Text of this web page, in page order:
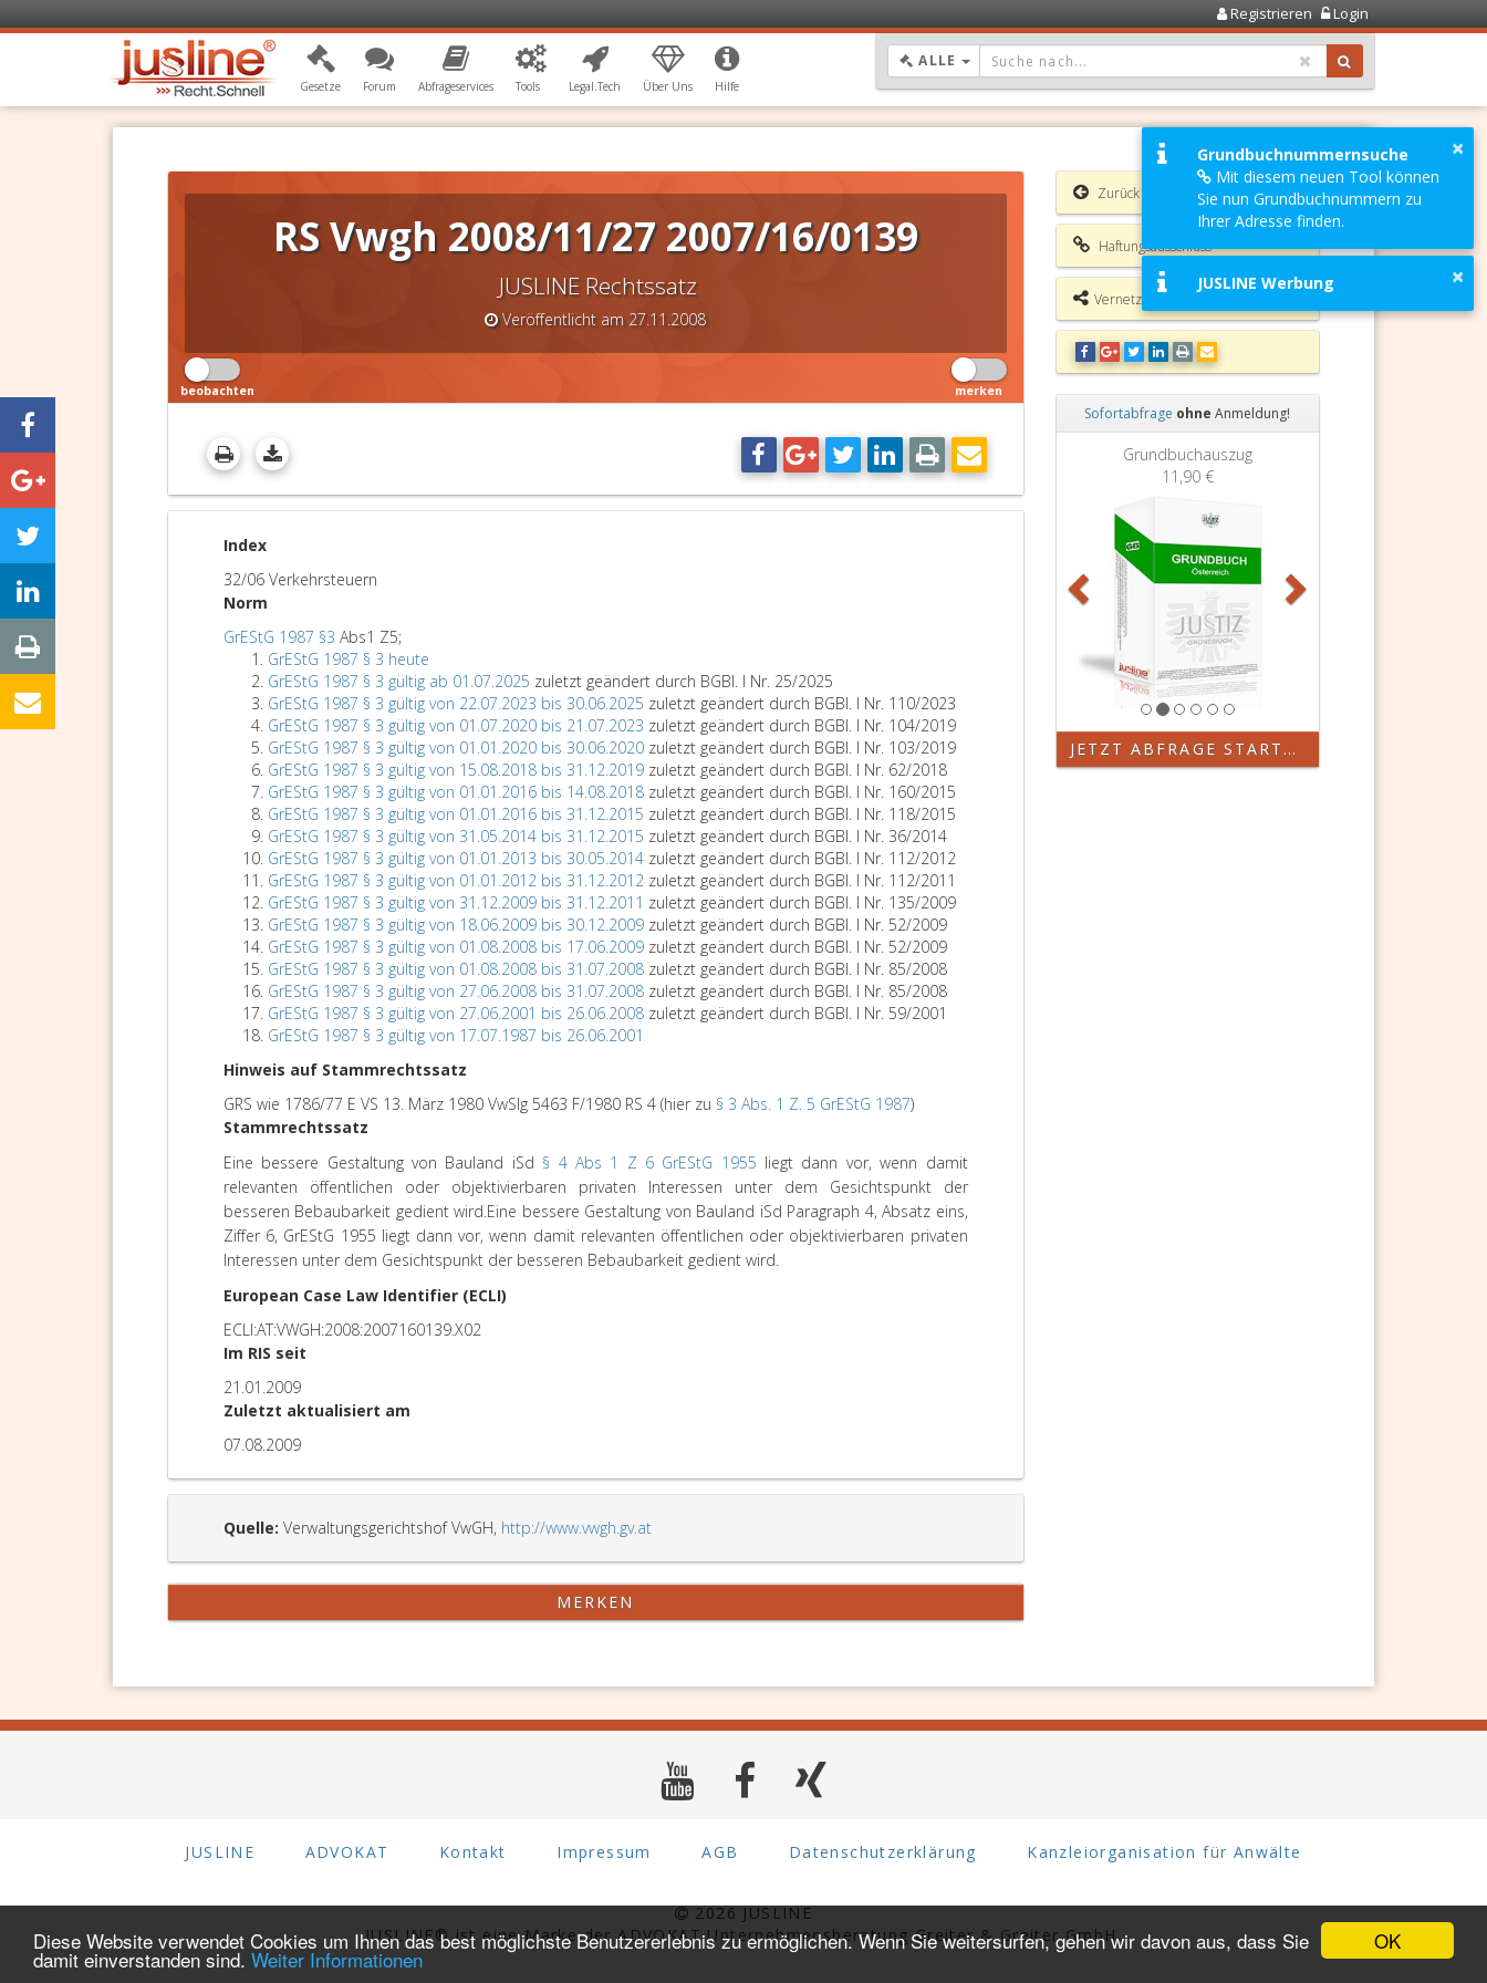
OK
Diese Website verwendet Cookies um Ihnen das best möglichste Benutzererlebnis zu ermöglichen. Wenn Sie weitersurfen, gehen wir davon aus, dass Sie
damit einverstanden sind. Weiter Informationen
Registrieren Login
Gesetze Forum Abfrageservices Tools Legal.Tech Über Uns Hilfe
ALLE DROPDOWN: GEWÄHLTER WERT IST ALLE
RS Vwgh 2008/11/27 2007/16/0139
JUSLINE Rechtssatz
Veröffentlicht am 27.11.2008
beobachten merken
Index
32/06 Verkehrsteuern
Norm
GrEStG 1987 §3 Abs1 Z5;
GrEStG 1987 § 3 heute
GrEStG 1987 § 3 gültig ab 01.07.2025 zuletzt geändert durch BGBl. I Nr. 25/2025
GrEStG 1987 § 3 gültig von 22.07.2023 bis 30.06.2025 zuletzt geändert durch BGBl. I Nr. 110/2023
GrEStG 1987 § 3 gültig von 01.07.2020 bis 21.07.2023 zuletzt geändert durch BGBl. I Nr. 104/2019
GrEStG 1987 § 3 gültig von 01.01.2020 bis 30.06.2020 zuletzt geändert durch BGBl. I Nr. 103/2019
GrEStG 1987 § 3 gültig von 15.08.2018 bis 31.12.2019 zuletzt geändert durch BGBl. I Nr. 62/2018
GrEStG 1987 § 3 gültig von 01.01.2016 bis 14.08.2018 zuletzt geändert durch BGBl. I Nr. 160/2015
GrEStG 1987 § 3 gültig von 01.01.2016 bis 31.12.2015 zuletzt geändert durch BGBl. I Nr. 118/2015
GrEStG 1987 § 3 gültig von 31.05.2014 bis 31.12.2015 zuletzt geändert durch BGBl. I Nr. 36/2014
GrEStG 1987 § 3 gültig von 01.01.2013 bis 30.05.2014 zuletzt geändert durch BGBl. I Nr. 112/2012
GrEStG 1987 § 3 gültig von 01.01.2012 bis 31.12.2012 zuletzt geändert durch BGBl. I Nr. 112/2011
GrEStG 1987 § 3 gültig von 31.12.2009 bis 31.12.2011 zuletzt geändert durch BGBl. I Nr. 135/2009
GrEStG 1987 § 3 gültig von 18.06.2009 bis 30.12.2009 zuletzt geändert durch BGBl. I Nr. 52/2009
GrEStG 1987 § 3 gültig von 01.08.2008 bis 17.06.2009 zuletzt geändert durch BGBl. I Nr. 52/2009
GrEStG 1987 § 3 gültig von 01.08.2008 bis 31.07.2008 zuletzt geändert durch BGBl. I Nr. 85/2008
GrEStG 1987 § 3 gültig von 27.06.2008 bis 31.07.2008 zuletzt geändert durch BGBl. I Nr. 85/2008
GrEStG 1987 § 3 gültig von 27.06.2001 bis 26.06.2008 zuletzt geändert durch BGBl. I Nr. 59/2001
GrEStG 1987 § 3 gültig von 17.07.1987 bis 26.06.2001
Hinweis auf Stammrechtssatz
GRS wie 1786/77 E VS 13. März 1980 VwSlg 5463 F/1980 RS 4 (hier zu § 3 Abs. 1 Z. 5 GrEStG 1987)
Stammrechtssatz
Eine bessere Gestaltung von Bauland iSd § 4 Abs 1 Z 6 GrEStG 1955 liegt dann vor, wenn damit
relevanten öffentlichen oder objektivierbaren privaten Interessen unter dem Gesichtspunkt der
besseren Bebaubarkeit gedient wird.Eine bessere Gestaltung von Bauland iSd Paragraph 4, Absatz eins,
Ziffer 6, GrEStG 1955 liegt dann vor, wenn damit relevanten öffentlichen oder objektivierbaren privaten
Interessen unter dem Gesichtspunkt der besseren Bebaubarkeit gedient wird.
European Case Law Identifier (ECLI)
ECLI:AT:VWGH:2008:2007160139.X02
Im RIS seit
21.01.2009
Zuletzt aktualisiert am
07.08.2009
Quelle: Verwaltungsgerichtshof VwGH, http://www.vwgh.gv.at
MERKEN
Zurück
Haftungsausschluss
Vernetzungsmöglichkeiten
Sofortabfrage ohne Anmeldung!
Grundbuchauszug
11,90 €
Zurück
JETZT ABFRAGE STARTEN
JUSLINE ADVOKAT Kontakt Impressum AGB Datenschutzerklärung Kanzleiorganisation für Anwälte
2026 JUSLINE
JUSLINE® ist eine Marke der ADVOKAT Unternehmensberatung Greiter & Greiter GmbH.
×
Grundbuchnummernsuche
Mit diesem neuen Tool können
Sie nun Grundbuchnummern zu
Ihrer Adresse finden.
×
JUSLINE Werbung